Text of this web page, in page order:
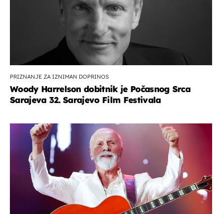
PRIZNANJE ZA IZNIMAN DOPRINOS
Woody Harrelson dobitnik je Počasnog Srca
Sarajeva 32. Sarajevo Film Festivala